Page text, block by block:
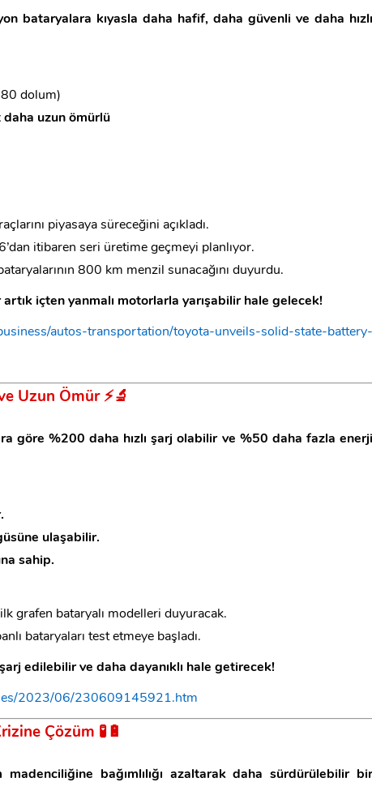
bataryalara kıyasla daha hafif, daha güvenli ve daha hızlı
dolum)
uzun ömürlü
piyasaya süreceğini açıkladı.
itibaren seri üretime geçmeyi planlıyor.
800 km menzil sunacağını duyurdu.
içten yanmalı motorlarla yarışabilir hale gelecek!
autos-transportation/toyota-unveils-solid-state-battery-
Uzun Ömür⚡🔬
göre %200 daha hızlı şarj olabilir ve %50 daha fazla enerji
ulaşabilir.
sahip.
grafen bataryalı modelleri duyuracak.
bataryaları test etmeye başladı.
edilebilir ve daha dayanıklı hale getirecek!
2023/06/230609145921.htm
Çözüm 🧪🔋
bağımlılığı azaltarak daha sürdürülebilir